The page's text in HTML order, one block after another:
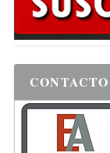
CONTACTO